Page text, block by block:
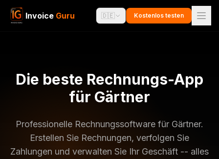
Invoice Guru 🇩🇪 Kostenlos testen
Die beste Rechnungs-App
für Gärtner
Professionelle Rechnungssoftware für Gärtner.
Erstellen Sie Rechnungen, verfolgen Sie
Zahlungen und verwalten Sie Ihr Geschäft -- alles